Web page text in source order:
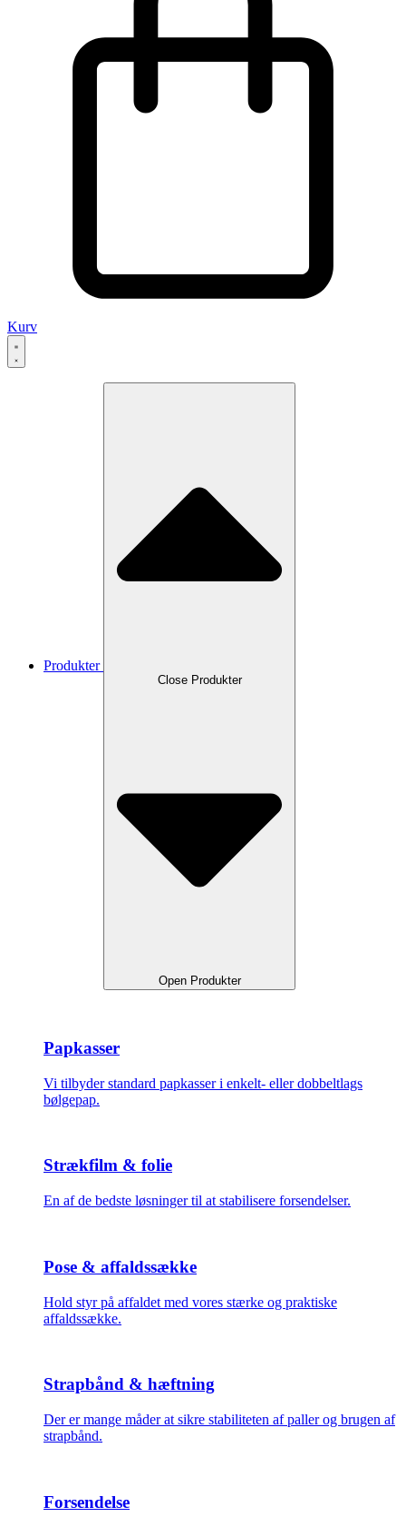
Kurv
Produkter
Close Produkter
Open Produkter
Papkasser
Vi tilbyder standard papkasser i enkelt- eller dobbeltlags
bølgepap.
Strækfilm & folie
En af de bedste løsninger til at stabilisere forsendelser.
Pose & affaldssække
Hold styr på affaldet med vores stærke og praktiske
affaldssække.
Strapbånd & hæftning
Der er mange måder at sikre stabiliteten af paller og brugen af
strapbånd.
Forsendelse